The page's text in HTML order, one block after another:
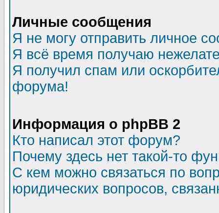
Личные сообщения
Я не могу отправить личное
Я всё время получаю
Я получил спам или
форума!
Информация о phpBB 2
Кто написал этот форум?
Почему здесь нет такой-то
С кем можно связаться по
юридических вопросов,